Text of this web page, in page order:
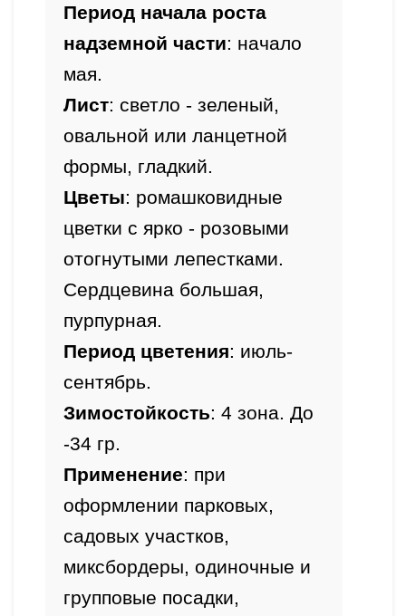
Период начала роста
надземной части: начало
мая.
Лист: светло - зеленый,
овальной или ланцетной
формы, гладкий.
Цветы: ромашковидные
цветки с ярко - розовыми
отогнутыми лепестками.
Сердцевина большая,
пурпурная.
Период цветения: июль-
сентябрь.
Зимостойкость: 4 зона. До
-34 гр.
Применение: при
оформлении парковых,
садовых участков,
миксбордеры, одиночные и
групповые посадки,